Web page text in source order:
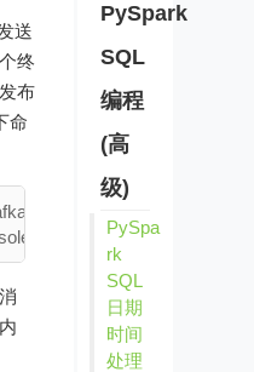
送
终
布
命
2.4.1
PySpark
SQL
编程
(高
级)
PySpa
rk
SQL
日期
时间
处理